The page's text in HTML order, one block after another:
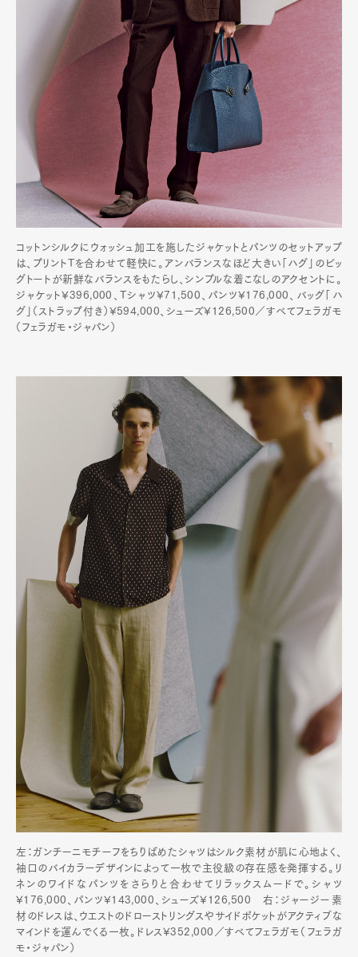
コットンシルクにウォッシュ加工を施したジャケットとパンツのセットアップ
は、プリントTを合わせて軽快に。アンバランスなほど大きい「ハグ」のビッ
グトートが新鮮なバランスをもたらし、シンプルな着こなしのアクセントに。
ジャケット¥396,000、Tシャツ¥71,500、パンツ¥176,000、バッグ「ハ
グ」（ストラップ付き）¥594,000、シューズ¥126,500／すべてフェラガモ
（フェラガモ・ジャパン）
左：ガンチーニモチーフをちりばめたシャツはシルク素材が肌に心地よく、
袖口のバイカラーデザインによって一枚で主役級の存在感を発揮する。リ
ネンのワイドなパンツをさらりと合わせてリラックスムードで。シャツ
¥176,000、パンツ¥143,000、シューズ¥126,500 右：ジャージー素
材のドレスは、ウエストのドローストリングスやサイドポケットがアクティブな
マインドを運んでくる一枚。ドレス¥352,000／すべてフェラガモ（フェラガ
モ・ジャパン）